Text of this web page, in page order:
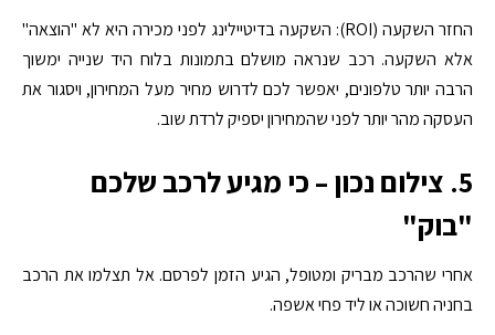
החזר השקעה (ROI): השקעה בדיטיילינג לפני מכירה היא לא "הוצאה"
אלא השקעה. רכב שנראה מושלם בתמונות בלוח היד שנייה ימשוך
הרבה יותר טלפונים, יאפשר לכם לדרוש מחיר מעל המחירון, ויסגור את
העסקה מהר יותר לפני שהמחירון יספיק לרדת שוב.
5. צילום נכון – כי מגיע לרכב שלכם
"בוק"
אחרי שהרכב מבריק ומטופל, הגיע הזמן לפרסם. אל תצלמו את הרכב
בחניה חשוכה או ליד פחי אשפה.